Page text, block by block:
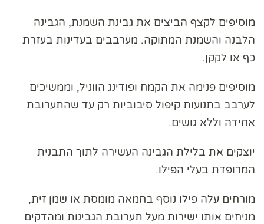
מוסיפים לקצף הביצים את גבינת השמנת, הגבינה
הלבנה והשמנת המתוקה. מערבבים בעדינות בעזרת
כף או לקקן.
מוסיפים פנימה את הקמח ופודינג הווניל, וממשיכים
לערבב בתנועות קיפול סיבוביות רק עד שהתערובת
אחידה וללא גושים.
יוצקים את בלילת הגבינה העשירה לתוך התבנית
המרופדת בעלי הפילו.
מורחים עלה פילו נוסף בחמאה מומסת או שמן זית,
מניחים אותו ישירות מעל תערובת הגבינות ומהדקים